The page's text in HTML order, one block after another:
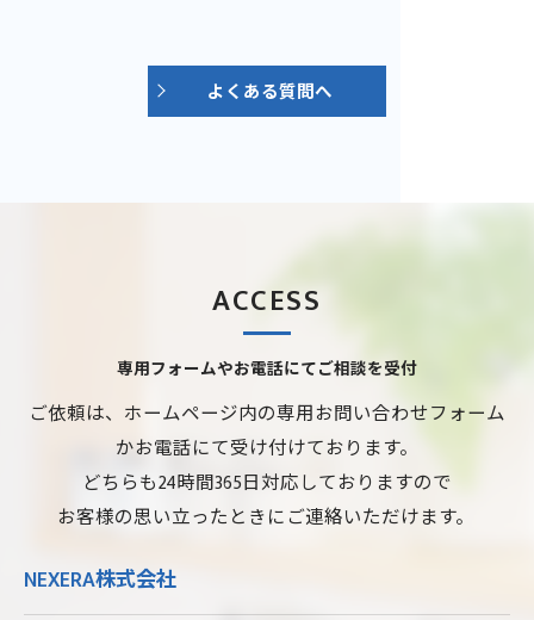
よくある質問へ
専用フォームやお電話にてご相談を受付
ACCESS
ご依頼は、ホームページ内の専用お問い合わせフォーム
かお電話にて受け付けております。
どちらも24時間365日対応しておりますので
お客様の思い立ったときにご連絡いただけます。
NEXERA株式会社